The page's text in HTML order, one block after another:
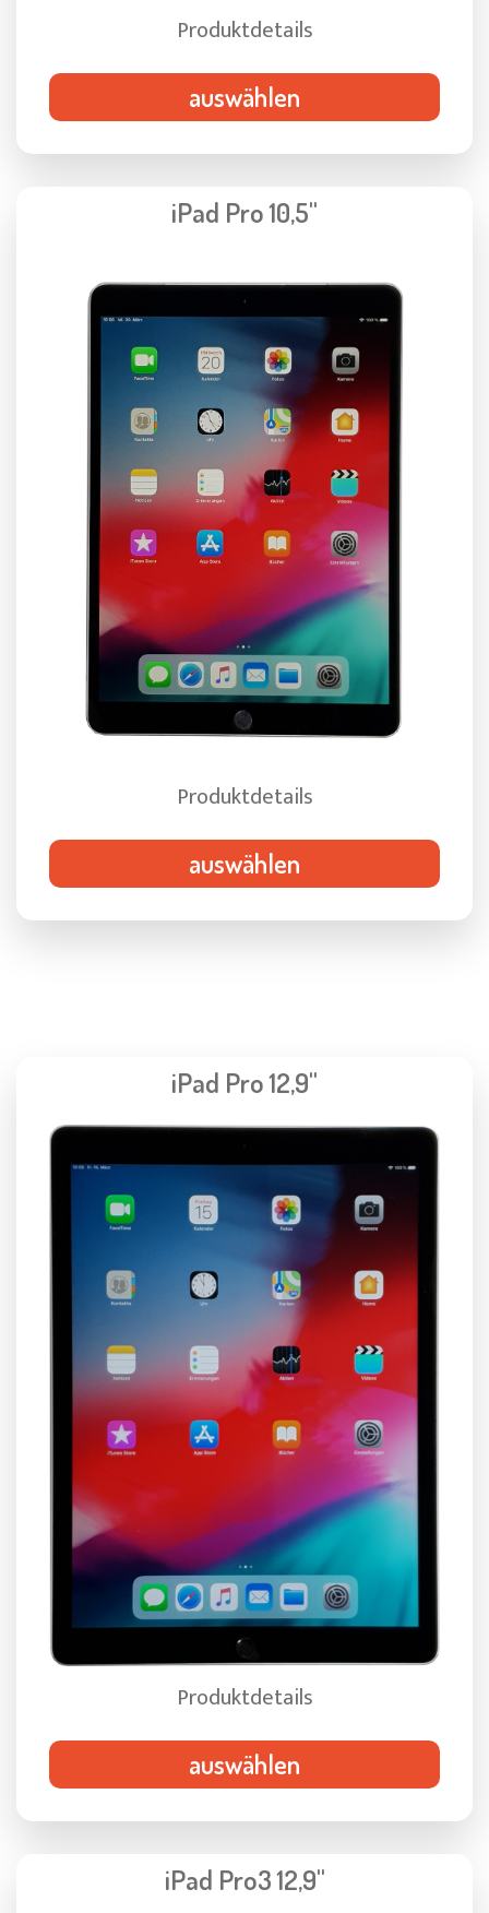
Produktdetails
auswählen
iPad Pro 10,5"
Produktdetails
auswählen
iPad Pro 12,9"
Produktdetails
auswählen
iPad Pro3 12,9"